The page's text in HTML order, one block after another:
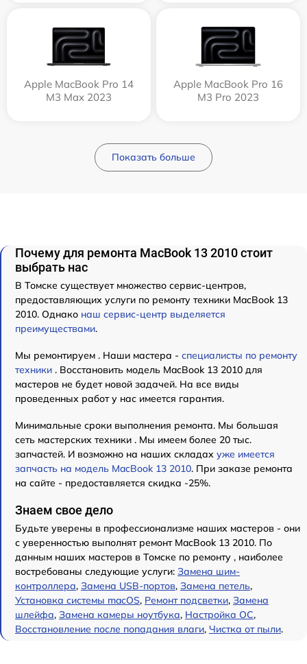
Apple MacBook Pro 14
M3 Max 2023
Apple MacBook Pro 16
M3 Pro 2023
Показать больше
Почему для ремонта MacBook 13 2010 стоит
выбрать нас
В Томске существует множество сервис-центров,
предоставляющих услуги по ремонту техники MacBook 13
2010. Однако наш сервис-центр выделяется
преимуществами.
Мы ремонтируем . Наши мастера - специалисты по ремонту
техники . Восстановить модель MacBook 13 2010 для
мастеров не будет новой задачей. На все виды
проведенных работ у нас имеется гарантия.
Минимальные сроки выполнения ремонта. Мы большая
сеть мастерских техники . Мы имеем более 20 тыс.
запчастей. И возможно на наших складах уже имеется
запчасть на модель MacBook 13 2010. При заказе ремонта
на сайте - предоставляется скидка -25%.
Знаем свое дело
Будьте уверены в профессионализме наших мастеров - они
с уверенностью выполнят ремонт MacBook 13 2010. По
данным наших мастеров в Томске по ремонту , наиболее
востребованы следующие услуги: Замена шим-
контроллера, Замена USB-портов, Замена петель,
Установка системы macOS, Ремонт подсветки, Замена
шлейфа, Замена камеры ноутбука, Настройка ОС,
Восстановление после попадания влаги, Чистка от пыли.